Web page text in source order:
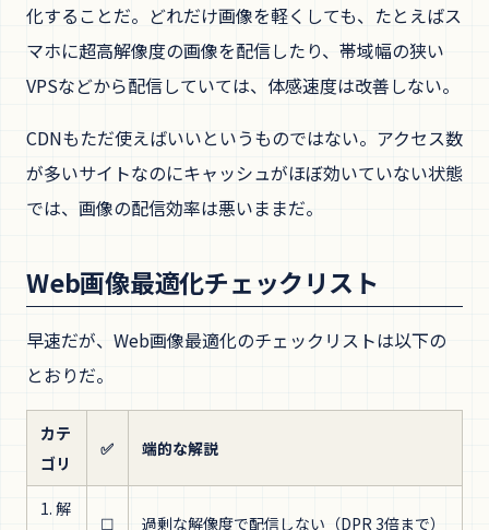
化することだ。どれだけ画像を軽くしても、たとえばス
マホに超高解像度の画像を配信したり、帯域幅の狭い
VPSなどから配信していては、体感速度は改善しない。
CDNもただ使えばいいというものではない。アクセス数
が多いサイトなのにキャッシュがほぼ効いていない状態
では、画像の配信効率は悪いままだ。
Web画像最適化チェックリスト
早速だが、Web画像最適化のチェックリストは以下の
とおりだ。
カテ
ゴリ
✅ 端的な解説
1. 解
☐ 過剰な解像度で配信しない（DPR 3倍まで）